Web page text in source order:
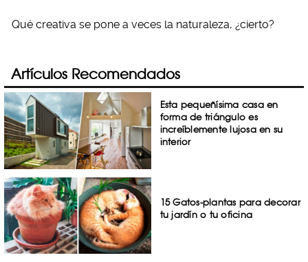
Qué creativa se pone a veces la naturaleza, ¿cierto?
Artículos Recomendados
Esta pequeñísima casa en
forma de triángulo es
increíblemente lujosa en su
interior
15 Gatos-plantas para decorar
tu jardín o tu oficina